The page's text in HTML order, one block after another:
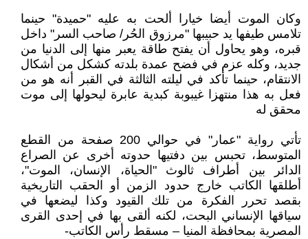
وكان الموت أيضا خيارا ألحت به عليه "حميدة" حينما
تلامس طيفها يد حبيبها "مرزوق الحُر/ صاحب السر" داخل
قبره، وهو يحاول أن يفتح طاقة يعبر منها إلى الدنيا من
جديد، وكله عزم في فضح عمدة بلدته كشكل من أشكال
الانتقام، حينما تأكد في ليلته الثالثة في القبر أنه هو من
فعل به هذا منتهزا غيبوبة كبدية عابرة ليحولها إلى موت
محقق له
تأتي رواية "عمار" في حوالي 200 صفحة من القطع
المتوسط، تحبس بين دفتيها حدوته أخرى عن الصراع
الدائر بين أطراف ثالوث "الحياة، الإنسان، الموت"،
أطلقها الكاتب خارج حدود الزمن أو الحقب التاريخية
بقصد تحرر الفكرة من تلك القيود وكذا ليضعها في
سياقها الإنساني البحت، لكنه ألقى بها في إحدى القرى
المصرية بمحافظة المنيا – مسقط رأس الكاتب-